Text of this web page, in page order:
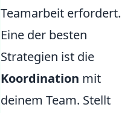
Teamarbeit erfordert.
Eine der besten
Strategien ist die
Koordination mit
deinem Team. Stellt